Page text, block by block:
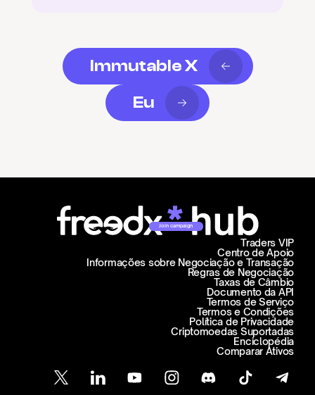
Immutable X
Eu
Join campaign
Centro de Apoio
Informações sobre Negociação e Transação
Traders VIP
Regras de Negociação
Taxas de Câmbio
Documento da API
Termos de Serviço
Termos e Condições
Política de Privacidade
Criptomoedas Suportadas
Enciclopédia
Comparar Ativos